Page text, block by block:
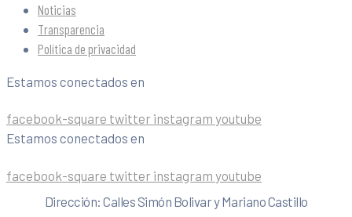
Noticias
Transparencia
Política de privacidad
Estamos conectados en
facebook-square twitter instagram youtube
Estamos conectados en
facebook-square twitter instagram youtube
Dirección: Calles Simón Bolivar y Mariano Castillo